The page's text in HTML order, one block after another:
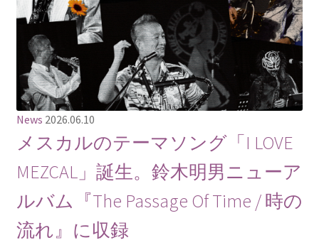
News 2026.06.10
メスカルのテーマソング「I LOVE
MEZCAL」誕生。鈴木明男ニューア
ルバム『The Passage Of Time / 時の
流れ』に収録